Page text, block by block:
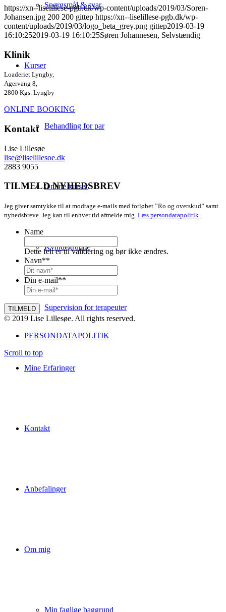
Spørgsmål & svar
Kurser
Behandling for par
Online kurser
Kvindegruppe
Supervision for terapeuter
Mine Erfaringer
Kontakt
Anbefalinger
Om mig
Min faglige baggrund
https://xn--liselillese-pgb.dk/wp-content/uploads/2019/03/Soren-
Johansen.jpg 200 200 gittep https://xn--liselillese-pgb.dk/wp-
content/uploads/2019/03/logo_beta_grey.png gittep2019-03-19
16:10:252019-03-19 16:10:25Søren Johannesen, Selvstændig
Klinik
Loaderiet Lyngby,
Agervang 8,
2800 Kgs. Lyngby
ONLINE BOOKING
Kontakt
Lise Lillesøe
lise@liselillesoe.dk
2883 9055
TILMELD NYHEDSBREV
Jeg giver samtykke til at modtage e-mails med forløbet ”Ro og overskud” samt
nyhedsbreve. Jeg kan til enhver tid afmelde mig. Læs persondatapolitik
Name
Dette felt er til validering og bør ikke ændres.
Navn**
Din e-mail**
© 2019 Lise Lillesøe. All rights reserved.
PERSONDATAPOLITIK
Scroll to top